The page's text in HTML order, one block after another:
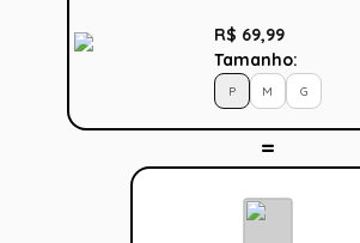
R$ 69,99
Tamanho:
P M G